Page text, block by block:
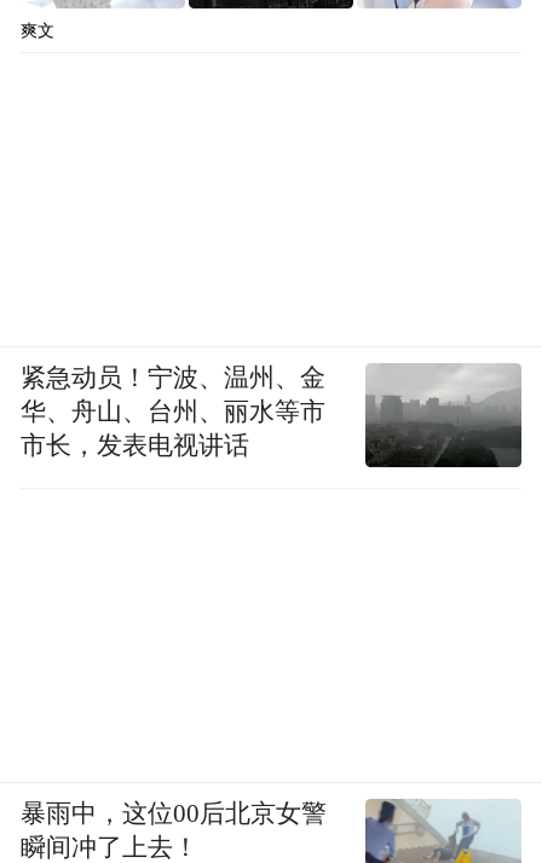
爽文
紧急动员！宁波、温州、金
华、舟山、台州、丽水等市
市长，发表电视讲话
暴雨中，这位00后北京女警
瞬间冲了上去！